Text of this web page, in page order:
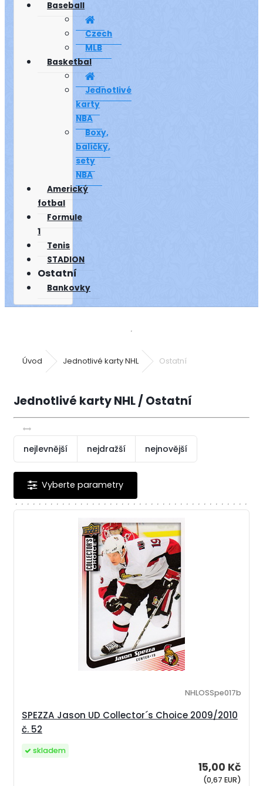
Baseball
Czech
MLB
Basketbal
Jednotlivé
karty
NBA
Boxy,
balíčky,
sety
NBA
Americký
fotbal
Formule
1
Tenis
STADION
Ostatní
Bankovky
Úvod Jednotlivé karty NHL Ostatní
Jednotlivé karty NHL / Ostatní
nejlevnější nejdražší nejnovější
SPEZZA Jason UD Collector´s Choice 2009/2010
č. 52
NHLOSSpe017b
15,00 Kč
(0,67 EUR)
skladem